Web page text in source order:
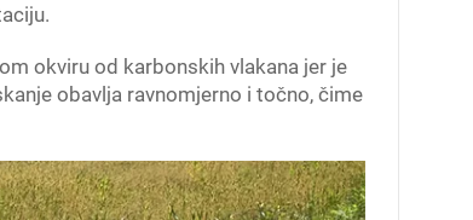
okviru od karbonskih vlakana jer je
obavlja ravnomjerno i točno, čime